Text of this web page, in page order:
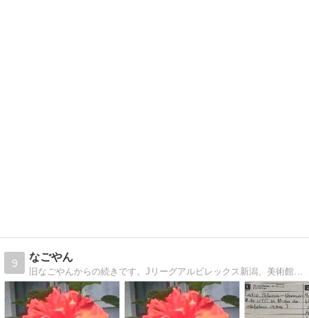
9
なごやん
旧なごやんからの続きです。Jリーグアルビレックス新潟、美術館、旅行、海外放送、等々、話題満載（笑）。